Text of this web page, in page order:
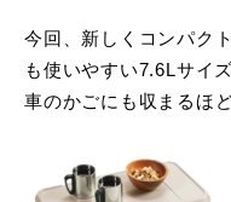
今回、新しくコンパク
も使いやすい7.6Lサイ
車のかごにも収まるほ